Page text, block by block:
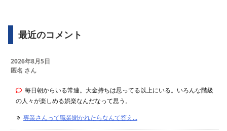
最近のコメント
2026年8月5日
匿名 さん
毎日朝からいる常連。大金持ちは思ってる以上にいる。いろんな階級
の人々が楽しめる娯楽なんだなって思う。
専業さんって職業聞かれたらなんて答え...